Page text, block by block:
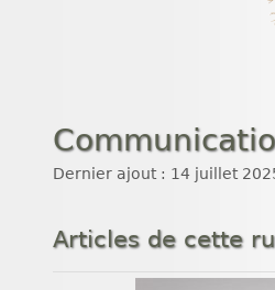
Dernier ajout : 14 juillet
Articles de cette